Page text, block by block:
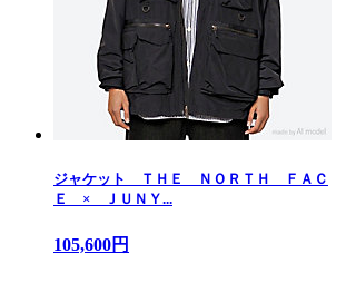
ジャケット ＴＨＥ ＮＯＲＴＨ ＦＡＣ
Ｅ × ＪＵＮＹ...
105,600円